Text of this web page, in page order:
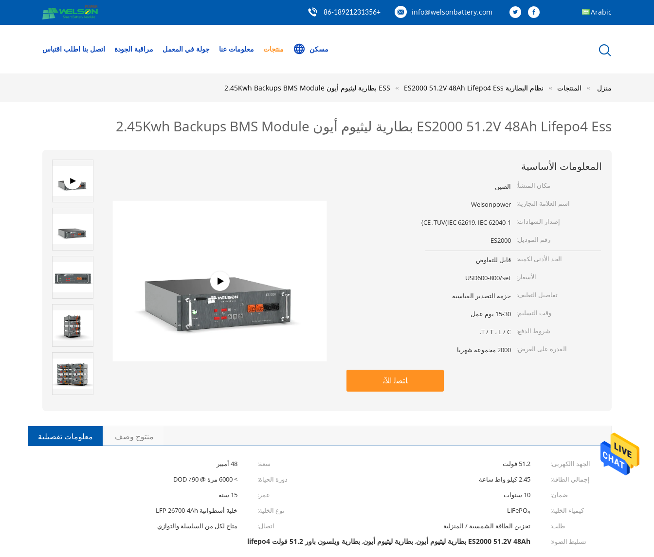
info@welsonbattery.com
+86-18921231356 Arabic
مسكن منتجات معلومات عنا جولة في المعمل مراقبة الجودة اتصل بنا اطلب اقتباس
منزل المنتجات نظام البطارية ESS ES2000 51.2V 48Ah Lifepo4 Ess بطارية ليثيوم أيون 2.45Kwh Backups BMS Module
ES2000 51.2V 48Ah Lifepo4 Ess بطارية ليثيوم أيون 2.45Kwh Backups BMS Module
المعلومات الأساسية
مكان المنشأ:
الصين
اسم العلامة التجارية:
Welsonpower
إصدار الشهادات:
CE ,TUV(IEC 62619, IEC 62040-1)
رقم الموديل:
ES2000
الحد الأدنى لكمية:
قابل للتفاوض
الأسعار:
USD600-800/set
تفاصيل التغليف:
حزمة التصدير القياسية
وقت التسليم:
15-30 يوم عمل
شروط الدفع:
T / T ، L / C.
القدرة على العرض:
2000 مجموعة شهريا
ﺎﺘﺼﻟ ﺍﻶﻧ
معلومات تفصيلية منتوج وصف
الجهد االكهربى: 51.2 فولت سعة:
48 أمبير
إجمالي الطاقة:
2.45 كيلو واط ساعة دورة الحياة:
> 6000 مرة @ 90٪ DOD
ضمان:
10 سنوات عمر:
15 سنة
كيمياء الخلية:
LiFePO₄ نوع الخلية:
خلية أسطوانية LFP 26700-4Ah
طلب:
تخزين الطاقة الشمسية / المنزلية اتصال:
متاح لكل من السلسلة والتوازي
تسليط الضوء:
ES2000 51.2V 48Ah بطارية ليثيوم أيون ,بطارية ليثيوم أيون,بطارية ويلسون باور 51.2 فولت lifepo4